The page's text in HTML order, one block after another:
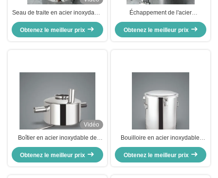
Seau de traite en acier inoxydable
de qualité alimentaire avec une
capacité de
20/25/32/36/41/47/52/56/87/98L et
Obtenez le meilleur prix
Échappement de l'acier
inoxydable
Obtenez le meilleur prix
Vidéo
Boîtier en acier inoxydable de
type tambour avec rangement de
couvercle personnalisé
Obtenez le meilleur prix
Bouilloire en acier inoxydable,
fermenteur conique en acier
inoxydable vertical
Obtenez le meilleur prix